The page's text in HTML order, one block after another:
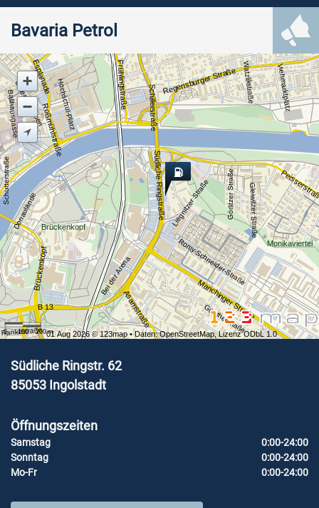
Bavaria Petrol
Brückenkopf
Monikaviertel
Schillerstraße
B 13
Südliche Ringstraße
Manchinger Straße
Regensburger Straße
Frühlingstraße
Asamstraße
Esplanade
Roßmühlstraße
Brückenkopf
Liegnitzer Straße
Schutterstraße
Viehmarktplatz
Watzlikstraße
Görlitzer Straße
Unterer Graben
Gleiwitzer Straße
Romy-Schneider-Straße
Güntherstraße
Bei der Arena
Rankestraße
Ballhausgasse Hochschul-Platz
Donaulände
0 100 200 m
01 Aug 2026 ©123map• Daten:OpenStreetMap,Lizenz ODbL 1.0
Südliche Ringstr. 62
85053 Ingolstadt
Öffnungszeiten
Samstag
0:00-24:00
Sonntag
0:00-24:00
Mo-Fr
0:00-24:00